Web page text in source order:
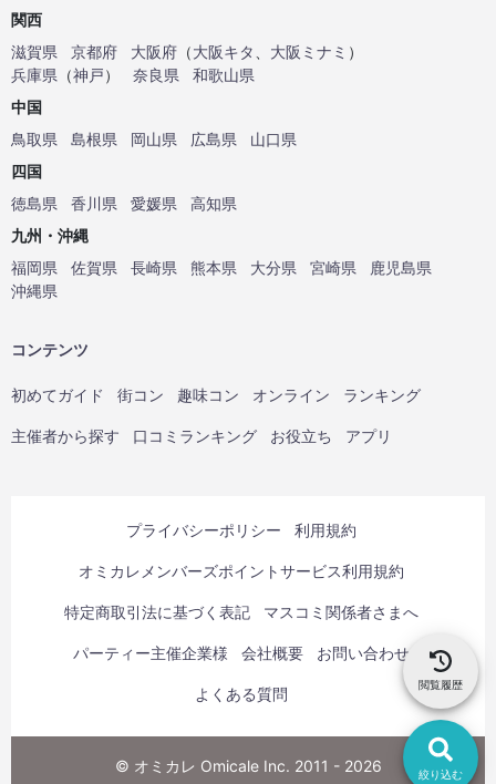
絞り込む
閲覧履歴
関西
滋賀県
京都府 大阪府 （大阪キタ 大阪ミナミ ）
兵庫県 （神戸） 奈良県
和歌山県
中国
鳥取県
島根県 岡山県 広島県
山口県
四国
徳島県
香川県 愛媛県
高知県
九州・沖縄
福岡県
佐賀県 長崎県 熊本県 大分県 宮崎県
鹿児島県
沖縄県
コンテンツ
初めてガイド 街コン 趣味コン オンライン ランキング
主催者から探す 口コミランキング お役立ち アプリ
プライバシーポリシー 利用規約
オミカレメンバーズポイントサービス利用規約
特定商取引法に基づく表記 マスコミ関係者さまへ
パーティー主催企業様 会社概要 お問い合わせ
よくある質問
© オミカレ Omicale Inc. 2011 - 2026